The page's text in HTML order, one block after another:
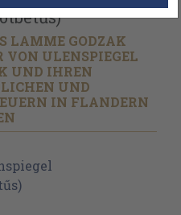
LAMME GODZAK
VON ULENSPIEGEL
UND IHREN
UND
IN FLANDERN